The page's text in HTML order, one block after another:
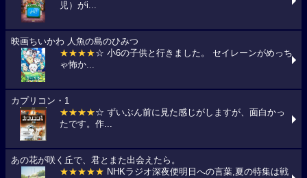
児）がi...
映画ちいかわ 人魚の島のひみつ
★★★★☆ 小6の子供と行きました。 セイレーンがめっち
ゃ怖か...
カプリコン・1
★★★★☆ ずいぶん前に見た感じがしますが、面白かっ
たです。作...
あの花が咲く丘で、君とまた出会えたら。
★★★★★ NHKラジオ深夜便明日への言葉,夏の特集は戦